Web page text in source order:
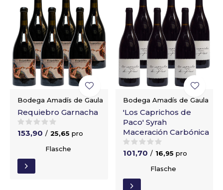
Bodega Amadís de Gaula
Requiebro Garnacha
153,90 / 25,65 pro
Flasche
Bodega Amadís de Gaula
'Los Caprichos de
Paco' Syrah
Maceración Carbónica
101,70 / 16,95 pro
Flasche